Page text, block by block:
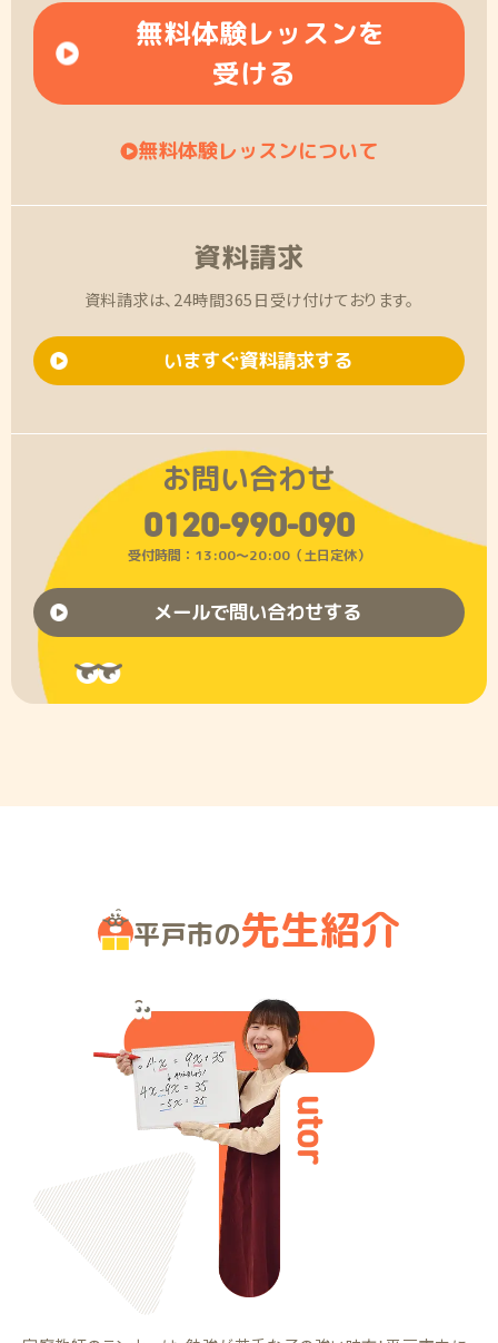
無料体験レッスンを
受ける
無料体験レッスンについて
資料請求
資料請求は、24時間365日受け付けております。
いますぐ資料請求する
お問い合わせ
0120-990-090
受付時間：13:00〜20:00（土日定休）
メールで問い合わせする
平戸市の先生紹介